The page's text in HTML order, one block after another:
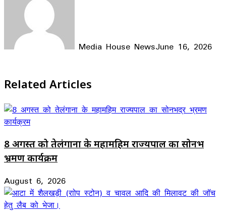
Media House NewsJune 16, 2026
Related Articles
8 अगस्त को तेलंगाना के महामहिम राज्यपाल का सोनभद्र
भ्रमण कार्यक्रम
August 6, 2026